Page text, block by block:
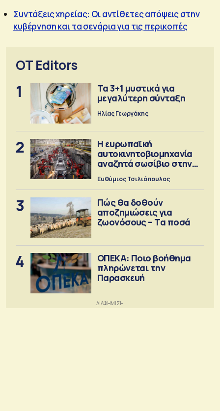
Συντάξεις χηρείας: Οι αντίθετες απόψεις στην
κυβέρνηση και τα σενάρια για τις περικοπές
OT Editors
1
Τα 3+1 μυστικά για
μεγαλύτερη σύνταξη
Ηλίας Γεωργάκης
2
Η ευρωπαϊκή
αυτοκινητοβιομηχανία
αναζητά σωσίβιο στην
Κίνα
Ευθύμιος Τσιλιόπουλος
3
Πώς θα δοθούν
αποζημιώσεις για
ζωονόσους – Τα ποσά
4
ΟΠΕΚΑ: Ποιο βοήθημα
πληρώνεται την
Παρασκευή